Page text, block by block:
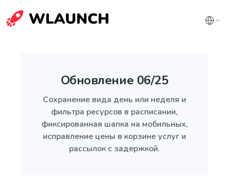
Обновление 06/25
Сохранение вида день или неделя и
фильтра ресурсов в расписании,
фиксированная шапка на мобильных,
исправление цены в корзине услуг и
рассылок с задержкой.